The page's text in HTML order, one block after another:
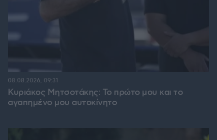
Κυριάκος Μητσοτάκης: Το πρώτο μου και το
αγαπημένο μου αυτοκίνητο
08.08.2026, 09:31